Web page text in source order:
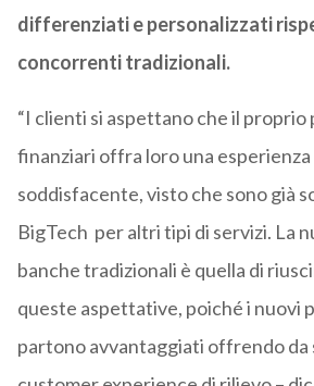
differenziati e personalizzati
concorrenti tradizionali.
“I clienti si aspettano che il proprio
finanziari offra loro una
soddisfacente, visto che sono già
BigTech per altri tipi di servizi. La
banche tradizionali è quella di
queste aspettative, poiché i nuovi
partono avvantaggiati offrendo da